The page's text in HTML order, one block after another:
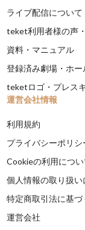
ライブ配信について
teket利用者様の声
資料・マニュアル
登録済み劇場・ホー
teketロゴ・プレス
運営会社情報
利用規約
プライバシーポリシ
Cookieの利用につい
個人情報の取り扱い
特定商取引法に基づ
運営会社